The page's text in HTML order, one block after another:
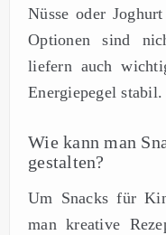
Nüsse oder
Optionen sind
liefern auch
Energiepegel stabil.
Wie kann man
gestalten?
Um Snacks für
man kreative